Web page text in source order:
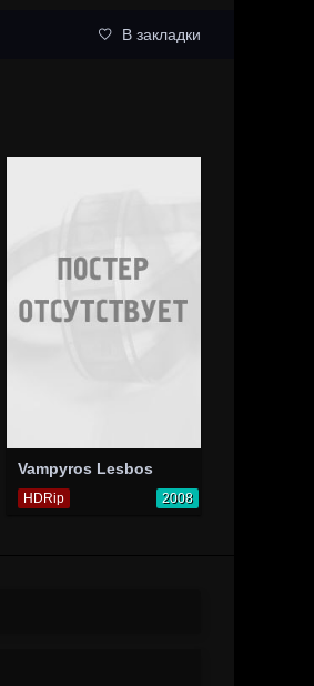
В закладки
Vampyros Lesbos
HDRip 2008